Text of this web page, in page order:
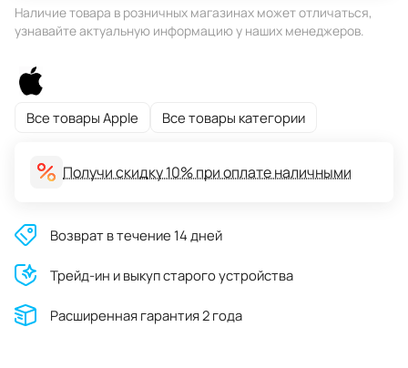
Наличие товара в розничных магазинах может отличаться,
узнавайте актуальную информацию у наших менеджеров.
Все товары Apple Все товары категории
Получи скидку 10% при оплате наличными
Возврат в течение 14 дней
Трейд-ин и выкуп старого устройства
Расширенная гарантия 2 года